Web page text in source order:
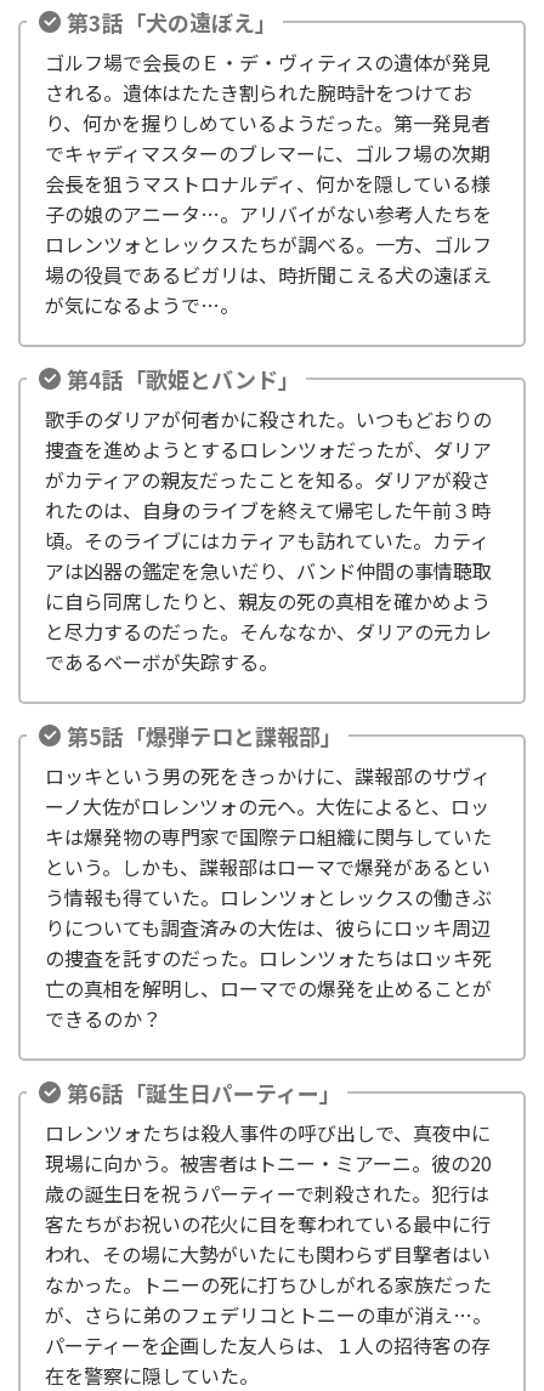
第3話「犬の遠ぼえ」
ゴルフ場で会長のＥ・デ・ヴィティスの遺体が発見
される。遺体はたたき割られた腕時計をつけてお
り、何かを握りしめているようだった。第一発見者
でキャディマスターのブレマーに、ゴルフ場の次期
会長を狙うマストロナルディ、何かを隠している様
子の娘のアニータ…。アリバイがない参考人たちを
ロレンツォとレックスたちが調べる。一方、ゴルフ
場の役員であるビガリは、時折聞こえる犬の遠ぼえ
が気になるようで…。
第4話「歌姫とバンド」
歌手のダリアが何者かに殺された。いつもどおりの
捜査を進めようとするロレンツォだったが、ダリア
がカティアの親友だったことを知る。ダリアが殺さ
れたのは、自身のライブを終えて帰宅した午前３時
頃。そのライブにはカティアも訪れていた。カティ
アは凶器の鑑定を急いだり、バンド仲間の事情聴取
に自ら同席したりと、親友の死の真相を確かめよう
と尽力するのだった。そんななか、ダリアの元カレ
であるベーボが失踪する。
第5話「爆弾テロと諜報部」
ロッキという男の死をきっかけに、諜報部のサヴィ
ーノ大佐がロレンツォの元へ。大佐によると、ロッ
キは爆発物の専門家で国際テロ組織に関与していた
という。しかも、諜報部はローマで爆発があるとい
う情報も得ていた。ロレンツォとレックスの働きぶ
りについても調査済みの大佐は、彼らにロッキ周辺
の捜査を託すのだった。ロレンツォたちはロッキ死
亡の真相を解明し、ローマでの爆発を止めることが
できるのか？
第6話「誕生日パーティー」
ロレンツォたちは殺人事件の呼び出しで、真夜中に
現場に向かう。被害者はトニー・ミアーニ。彼の20
歳の誕生日を祝うパーティーで刺殺された。犯行は
客たちがお祝いの花火に目を奪われている最中に行
われ、その場に大勢がいたにも関わらず目撃者はい
なかった。トニーの死に打ちひしがれる家族だった
が、さらに弟のフェデリコとトニーの車が消え…。
パーティーを企画した友人らは、１人の招待客の存
在を警察に隠していた。